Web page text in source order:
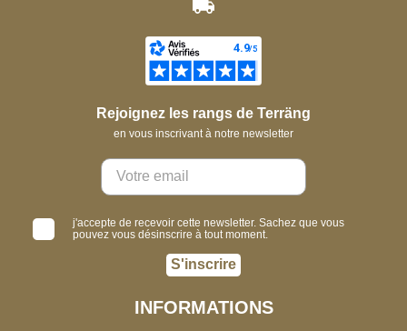
Rejoignez les rangs de Terräng
en vous inscrivant à notre newsletter
j'accepte de recevoir cette newsletter. Sachez que vous
pouvez vous désinscrire à tout moment.
S'inscrire
INFORMATIONS